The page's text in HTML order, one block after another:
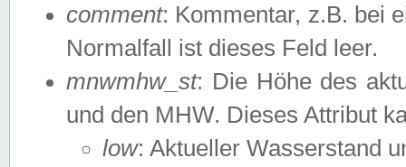
comment: Kommentar, z.B. bei
Normalfall ist dieses Feld leer.
mnwmhw_st: Die Höhe des
und den MHW. Dieses Attribut
low: Aktueller Wasserstand